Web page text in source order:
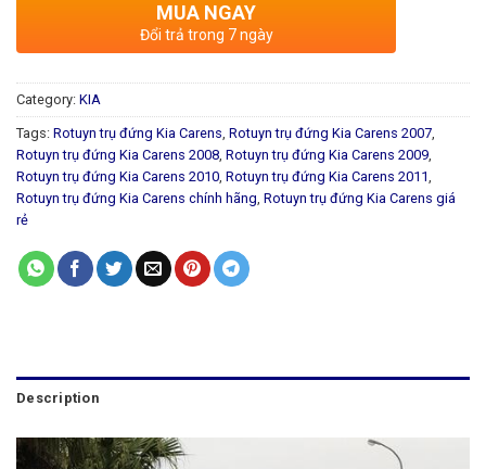
MUA NGAY
Đổi trả trong 7 ngày
Category: KIA
Tags: Rotuyn trụ đứng Kia Carens, Rotuyn trụ đứng Kia Carens 2007,
Rotuyn trụ đứng Kia Carens 2008, Rotuyn trụ đứng Kia Carens 2009,
Rotuyn trụ đứng Kia Carens 2010, Rotuyn trụ đứng Kia Carens 2011,
Rotuyn trụ đứng Kia Carens chính hãng, Rotuyn trụ đứng Kia Carens giá
rẻ
Description